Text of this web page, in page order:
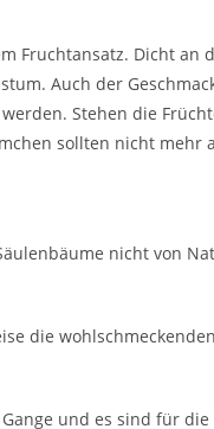
Fruchtansatz. Dicht
Auch der
Stehen die
sollten nicht mehr
nicht von
wohlschmeckenden
und es sind für